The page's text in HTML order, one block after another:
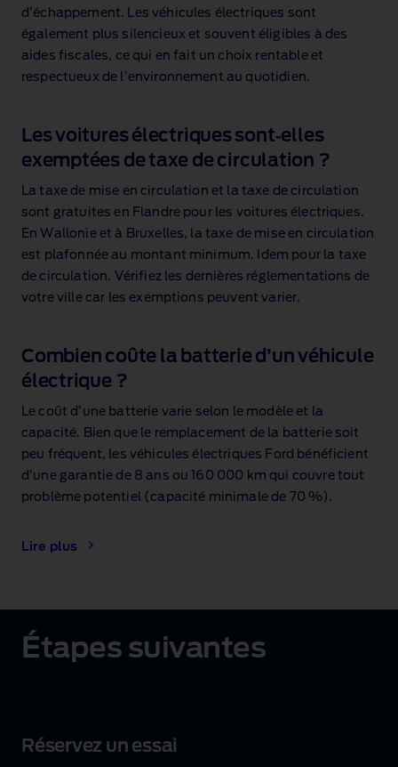
d’échappement. Les véhicules électriques sont
également plus silencieux et souvent éligibles à des
aides fiscales, ce qui en fait un choix rentable et
respectueux de l’environnement au quotidien.
Les voitures électriques sont‑elles
exemptées de taxe de circulation ?
La taxe de mise en circulation et la taxe de circulation
sont gratuites en Flandre pour les voitures électriques.
En Wallonie et à Bruxelles, la taxe de mise en circulation
est plafonnée au montant minimum. Idem pour la taxe
de circulation. Vérifiez les dernières réglementations de
votre ville car les exemptions peuvent varier.
Combien coûte la batterie d’un véhicule
électrique ?
Le coût d’une batterie varie selon le modèle et la
capacité. Bien que le remplacement de la batterie soit
peu fréquent, les véhicules électriques Ford bénéficient
d’une garantie de 8 ans ou 160 000 km qui couvre tout
problème potentiel (capacité minimale de 70 % ).
Lire plus
Étapes suivantes
Réservez un essai